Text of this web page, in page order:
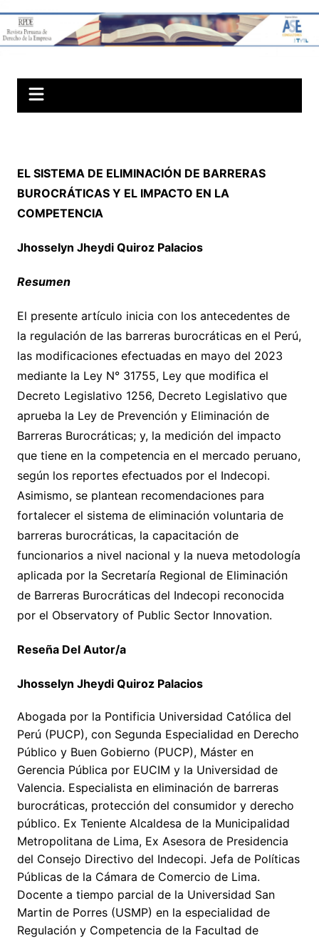
content
Revista Peruana
Societarios
EL SISTEMA DE ELIMINACIÓN DE BARRERAS
BUROCRÁTICAS Y EL IMPACTO EN LA
COMPETENCIA
Jhosselyn Jheydi Quiroz Palacios
Resumen
El presente artículo inicia con los antecedentes de
la regulación de las barreras burocráticas en el Perú,
las modificaciones efectuadas en mayo del 2023
mediante la Ley N° 31755, Ley que modifica el
Decreto Legislativo 1256, Decreto Legislativo que
aprueba la Ley de Prevención y Eliminación de
Barreras Burocráticas; y, la medición del impacto
que tiene en la competencia en el mercado peruano,
según los reportes efectuados por el Indecopi.
Asimismo, se plantean recomendaciones para
fortalecer el sistema de eliminación voluntaria de
barreras burocráticas, la capacitación de
funcionarios a nivel nacional y la nueva metodología
aplicada por la Secretaría Regional de Eliminación
de Barreras Burocráticas del Indecopi reconocida
por el Observatory of Public Sector Innovation.
Reseña Del Autor/a
Jhosselyn Jheydi Quiroz Palacios
Abogada por la Pontificia Universidad Católica del
Perú (PUCP), con Segunda Especialidad en Derecho
Público y Buen Gobierno (PUCP), Máster en
Gerencia Pública por EUCIM y la Universidad de
Valencia. Especialista en eliminación de barreras
burocráticas, protección del consumidor y derecho
público. Ex Teniente Alcaldesa de la Municipalidad
Metropolitana de Lima, Ex Asesora de Presidencia
del Consejo Directivo del Indecopi. Jefa de Políticas
Públicas de la Cámara de Comercio de Lima.
Docente a tiempo parcial de la Universidad San
Martin de Porres (USMP) en la especialidad de
Regulación y Competencia de la Facultad de